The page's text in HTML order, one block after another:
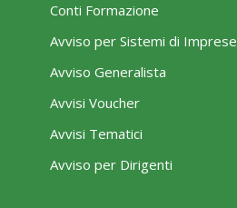
Conti Formazione
Avviso per Sistemi di Imprese
Avviso Generalista
Avvisi Voucher
Avvisi Tematici
Avviso per Dirigenti